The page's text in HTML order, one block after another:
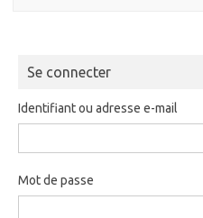
Se connecter
Identifiant ou adresse e-mail
Mot de passe